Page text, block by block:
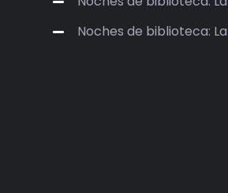
Noches de biblioteca: